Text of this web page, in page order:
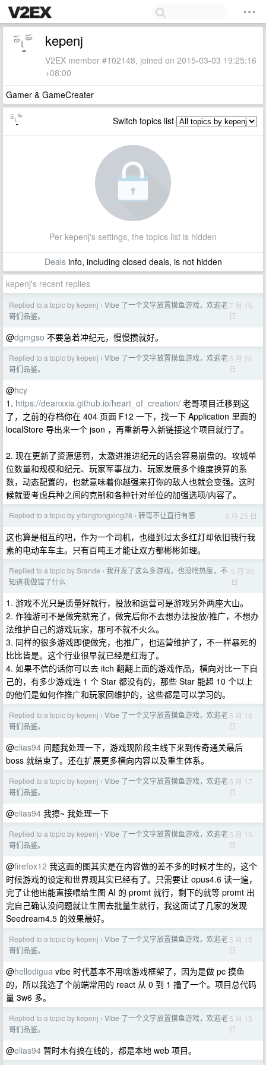
kepenj
V2EX member #102148, joined on 2015-03-03 19:25:16
+08:00
Gamer & GameCreater
Switch topics list
Per kepenj's settings, the topics list is hidden
Dealsinfo, including closed deals, is not hidden
kepenj's recent replies
Replied to a topic by kepenj › Vibe 了一个文字放置摸鱼游戏，欢迎老
哥们品鉴。
7 月 16
日
@dgmgso 不要急着冲纪元，慢慢攒就好。
Replied to a topic by kepenj › Vibe 了一个文字放置摸鱼游戏，欢迎老
哥们品鉴。
5 月 26
日
@hcy
1. https://deanxxia.github.io/heart_of_creation/ 老哥项目迁移到这
了，之前的存档你在 404 页面 F12 一下，找一下 Application 里面的
localStore 导出来一个 json ，再重新导入新链接这个项目就行了。
2. 现在更新了资源惩罚，太激进推进纪元的话会容易崩盘的。攻城单
位数量和规模和纪元、玩家军事战力、玩家发展多个维度换算的系
数，动态配置的，也就意味着你越强来打你的敌人也就会变强。这时
候就要考虑兵种之间的克制和各种针对单位的加强选项/内容了。
Replied to a topic by yifangtongxing28 › 转弯不让直行有感 5 月 25 日
这也算是相互的吧，作为一个司机，也碰到过太多红灯却依旧我行我
素的电动车车主。只有百吨王才能让双方都彬彬如理。
Replied to a topic by Srande › 我开发了这么多游戏，也没啥热度，不
知道我做错了什么
5 月 25
日
1. 游戏不光只是质量好就行，投放和运营可是游戏另外两座大山。
2. 作独游可不是做完就完了，做完后你不去想办法投放/推广，不想办
法维护自己的游戏玩家，那可不就不火么。
3. 同样的很多游戏即便做完，也推广，也运营维护了，不一样暴死的
比比皆是。这个行业很早就已经是红海了。
4. 如果不信的话你可以去 itch 翻翻上面的游戏作品，横向对比一下自
己的，有多少游戏连 1 个 Star 都没有的，那些 Star 能超 10 个以上
的他们是如何作推广和玩家回维护的，这些都是可以学习的。
Replied to a topic by kepenj › Vibe 了一个文字放置摸鱼游戏，欢迎老
哥们品鉴。
5 月 18
日
@elias94 问题我处理一下，游戏现阶段主线下来到传奇通关最后
boss 就结束了。还在扩展更多横向内容以及重生体系。
Replied to a topic by kepenj › Vibe 了一个文字放置摸鱼游戏，欢迎老
哥们品鉴。
5 月 17
日
@elias94 我擦~ 我处理一下
Replied to a topic by kepenj › Vibe 了一个文字放置摸鱼游戏，欢迎老
哥们品鉴。
5 月 15
日
@firefox12 我这面的图其实是在内容做的差不多的时候才生的，这个
时候游戏的设定和世界观其实已经有了。只需要让 opus4.6 读一遍，
完了让他出能直接喂给生图 AI 的 promt 就行，剩下的就等 promt 出
完自己确认没问题就让生图去批量生就行，我这面试了几家的发现
Seedream4.5 的效果最好。
Replied to a topic by kepenj › Vibe 了一个文字放置摸鱼游戏，欢迎老
哥们品鉴。
5 月 15
日
@hellodigua vibe 时代基本不用啥游戏框架了，因为是做 pc 摸鱼
的，所以我选了个前端常用的 react 从 0 到 1 撸了一个。项目总代码
量 3w6 多。
Replied to a topic by kepenj › Vibe 了一个文字放置摸鱼游戏，欢迎老
哥们品鉴。
5 月 15
日
@elias94 暂时木有搞在线的，都是本地 web 项目。